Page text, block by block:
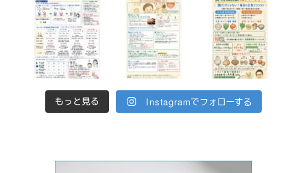
もっと見る Instagramでフォローする